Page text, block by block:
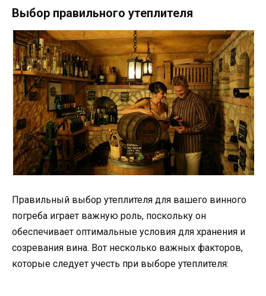
Выбор правильного утеплителя
Правильный выбор утеплителя для вашего винного
погреба играет важную роль, поскольку он
обеспечивает оптимальные условия для хранения и
созревания вина. Вот несколько важных факторов,
которые следует учесть при выборе утеплителя: